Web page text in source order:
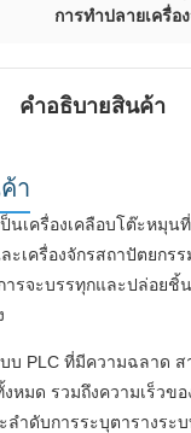
การทําปลายเครื่อ
คําอธิบายสินค้า
า
ป็นเครื่องเคลือบโต๊ะหมุน
ะเครื่องจักรสถาปัตยก
ารจะบรรทุกและปล่อยชิ้
บ PLC ที่มีความฉลาด ส
งหมด รวมถึงความเร็วข
ลําดับการระบุตารางระ